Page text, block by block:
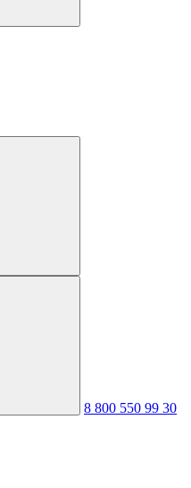
8 800 550 99 30